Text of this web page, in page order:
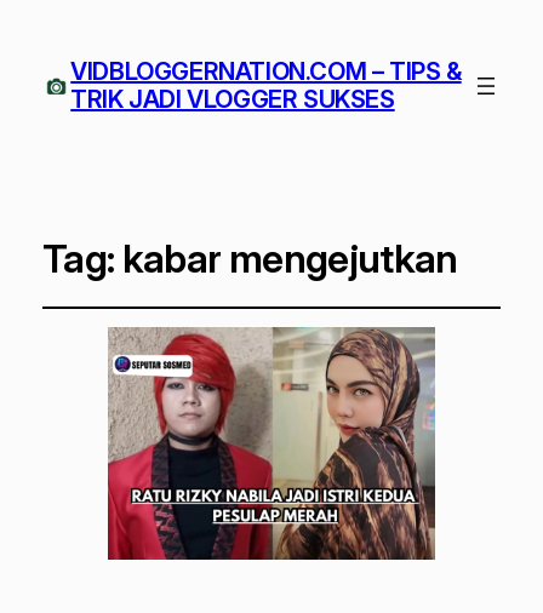
VIDBLOGGERNATION.COM – TIPS &
TRIK JADI VLOGGER SUKSES
Tag: kabar mengejutkan